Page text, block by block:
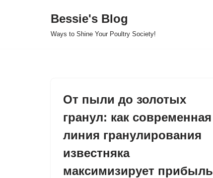
Bessie's Blog
Ways to Shine Your Poultry Society!
От пыли до золотых
гранул: как современная
линия гранулирования
известняка
максимизирует прибыль